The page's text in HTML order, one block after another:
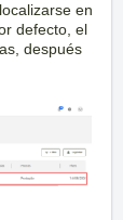
en
defecto, el
después